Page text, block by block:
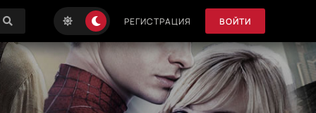
РЕГИСТРАЦИЯ ВОЙТИ